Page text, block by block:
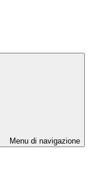
Menu di navigazione